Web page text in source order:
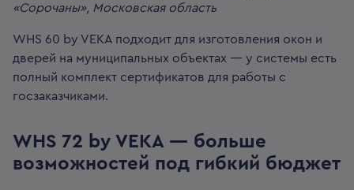
«Сорочаны», Московская область
WHS 60 by VEKA подходит для изготовления окон и
дверей на муниципальных объектах — у системы есть
полный комплект сертификатов для работы с
госзаказчиками.
WHS 72 by VEKA — больше
возможностей под гибкий бюджет